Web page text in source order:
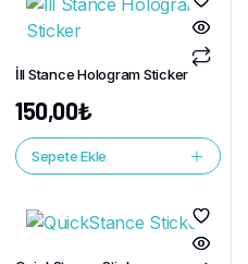
İll Stance Hologram Sticker
150,00₺
Sepete Ekle